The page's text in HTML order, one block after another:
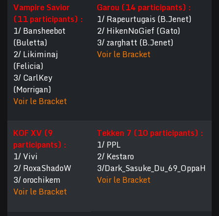
Vampire Savior
(11 participants) :
1/ Bansheebot
(Buletta)
2/ Likiminaj
(Felicia)
3/ CarlKey
(Morrigan)
Voir le Bracket
Garou (14 participants) :
1/ Rapeurtugais (B.Jenet)
2/ HikenNoGief (Gato)
3/ zarghatt (B.Jenet)
Voir le Bracket
KOF XV (9
participants) :
1/ Vivi
2/ RoxaShadoW
3/ orochikem
Voir le Bracket
Tekken 7 (10 participants) :
1/ PPL
2/ Kestaro
3/Dark_Sasuke_Du_69_OppaH
Voir le Bracket